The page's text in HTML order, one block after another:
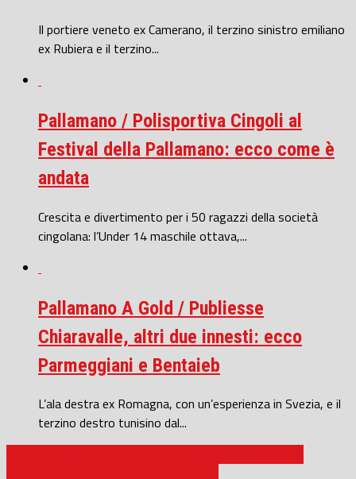
Il portiere veneto ex Camerano, il terzino sinistro emiliano
ex Rubiera e il terzino...
Pallamano / Polisportiva Cingoli al
Festival della Pallamano: ecco come è
andata
Crescita e divertimento per i 50 ragazzi della società
cingolana: l’Under 14 maschile ottava,...
Pallamano A Gold / Publiesse
Chiaravalle, altri due innesti: ecco
Parmeggiani e Bentaieb
L’ala destra ex Romagna, con un’esperienza in Svezia, e il
terzino destro tunisino dal...